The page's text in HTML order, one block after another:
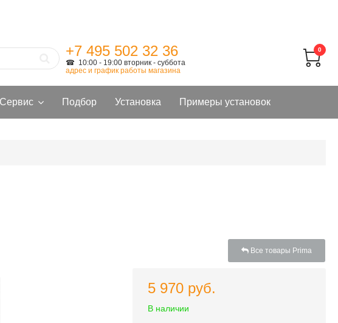
+7 495 502 32 36
☎ 10:00 - 19:00 вторник - суббота
адрес и график работы магазина
0
Сервис Подбор Установка Примеры установок
Все товары Prima
5 970 руб.
В наличии